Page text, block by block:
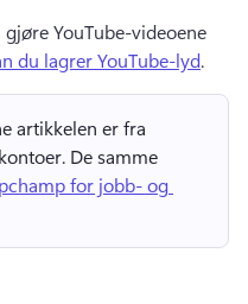
YouTube-videoene
du lagrer YouTube-lyd.
artikkelen er fra
De samme
for jobb- og